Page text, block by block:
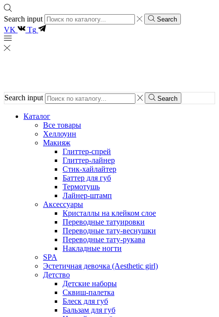
Search input Search
VK Tg
Search input Search
Каталог
Все товары
Хеллоуин
Макияж
Глиттер-спрей
Глиттер-лайнер
Стик-хайлайтер
Баттер для губ
Термотушь
Лайнер-штамп
Аксессуары
Кристаллы на клейком слое
Переводные татуировки
Переводные тату-веснушки
Переводные тату-рукава
Накладные ногти
SPA
Эстетичная девочка (Aesthetic girl)
Детство
Детские наборы
Сквиш-палетка
Блеск для губ
Бальзам для губ